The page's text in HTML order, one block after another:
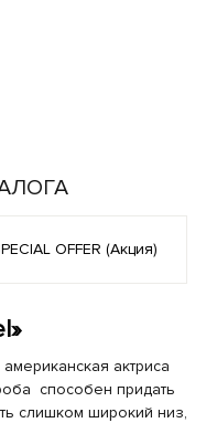
OFFER (Акция)
актриса
способен придать
слишком широкий низ,